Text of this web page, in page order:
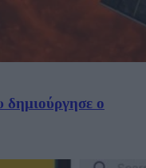
δημιούργησε ο